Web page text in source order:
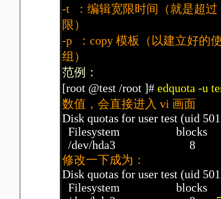
-t ：编辑宽限时间（就是超过
限）
-p ：copy 模板（以建立好的
组）
范例：
[root @test /root ]# edquota -u
数值，会直接进入 vi 画面
Disk quotas for user test (uid
Filesystem blocks
/dev/hda3
修改一下成为：
Disk quotas for user test (uid
Filesystem blocks